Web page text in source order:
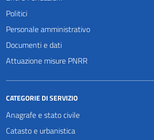
Politici
Personale amministrativo
Documenti e dati
Attuazione misure PNRR
CATEGORIE DI SERVIZIO
Anagrafe e stato civile
Catasto e urbanistica